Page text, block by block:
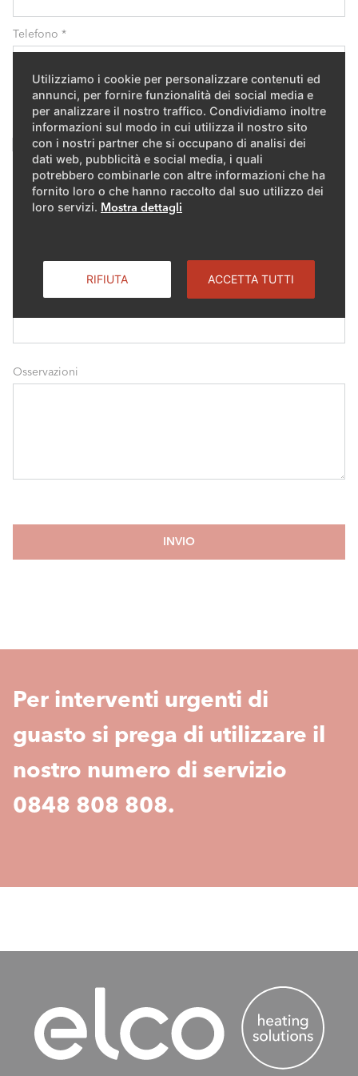
Utilizziamo i cookie per personalizzare contenuti ed
annunci, per fornire funzionalità dei social media e
per analizzare il nostro traffico. Condividiamo inoltre
informazioni sul modo in cui utilizza il nostro sito
con i nostri partner che si occupano di analisi dei
dati web, pubblicità e social media, i quali
potrebbero combinarle con altre informazioni che ha
fornito loro o che hanno raccolto dal suo utilizzo dei
loro servizi. Mostra dettagli
RIFIUTA ACCETTA TUTTI
Telefono *
Ubicazione impianto
Uguale a quello già indicato
Via / n.
Località
Osservazioni
INVIO
Per interventi urgenti di
guasto si prega di utilizzare il
nostro numero di servizio
0848 808 808.